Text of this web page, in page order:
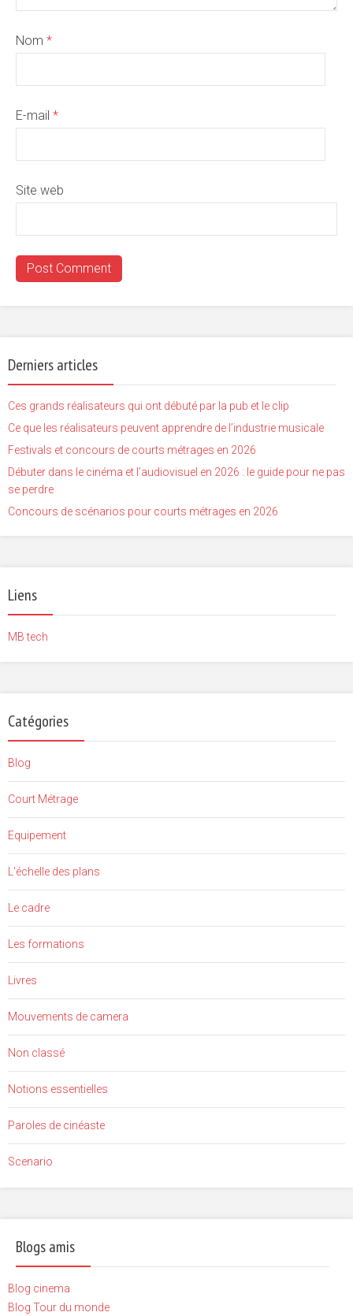
Nom *
E-mail *
Site web
Derniers articles
Ces grands réalisateurs qui ont débuté par la pub et le clip
Ce que les réalisateurs peuvent apprendre de l’industrie musicale
Festivals et concours de courts métrages en 2026
Débuter dans le cinéma et l’audiovisuel en 2026 : le guide pour ne pas
se perdre
Concours de scénarios pour courts métrages en 2026
Liens
MB tech
Catégories
Blog
Court Métrage
Equipement
L'échelle des plans
Le cadre
Les formations
Livres
Mouvements de camera
Non classé
Notions essentielles
Paroles de cinéaste
Scenario
Blogs amis
Blog cinema
Blog Tour du monde